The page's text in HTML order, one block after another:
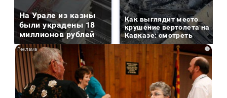
На Урале из казны
были украдены 18
миллионов рублей
Как выглядит место
крушение вертолета на
Кавказе: смотреть
i